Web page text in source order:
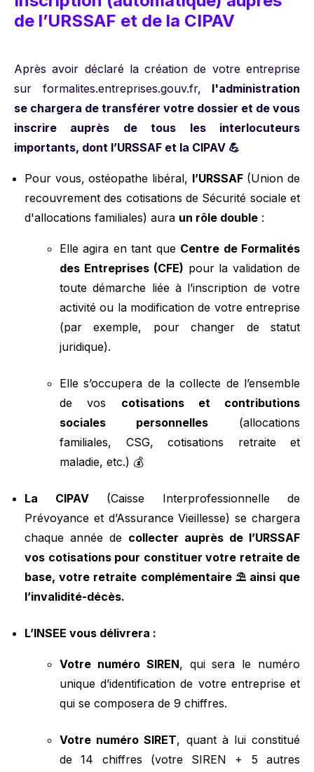
de l’URSSAF et de la CIPAV
Après avoir déclaré la création de votre entreprise
sur formalites.entreprises.gouv.fr, l'administration
se chargera de transférer votre dossier et de vous
inscrire auprès de tous les interlocuteurs
importants, dont l’URSSAF et la CIPAV 💪
Pour vous, ostéopathe libéral, l’URSSAF(Union de
recouvrement des cotisations de Sécurité sociale et
d'allocations familiales) aura un rôle double :
Elle agira en tant que Centre de Formalités
des Entreprises (CFE) pour la validation de
toute démarche liée à l’inscription de votre
activité ou la modification de votre entreprise
(par exemple, pour changer de statut
juridique).
Elle s’occupera de la collecte de l’ensemble
de vos cotisations et contributions
sociales personnelles (allocations
familiales, CSG, cotisations retraite et
maladie, etc.) 💰
La CIPAV(Caisse Interprofessionnelle de
Prévoyance et d’Assurance Vieillesse) se chargera
chaque année de collecter auprès de l’URSSAF
vos cotisations pour constituer votre retraite de
base, votre retraite complémentaire ⛱️ ainsi que
l’invalidité-décès.
L’INSEE vous délivrera :
Votre numéro SIREN, qui sera le numéro
unique d’identification de votre entreprise et
qui se composera de 9 chiffres.
Votre numéro SIRET, quant à lui constitué
de 14 chiffres (votre SIREN + 5 autres